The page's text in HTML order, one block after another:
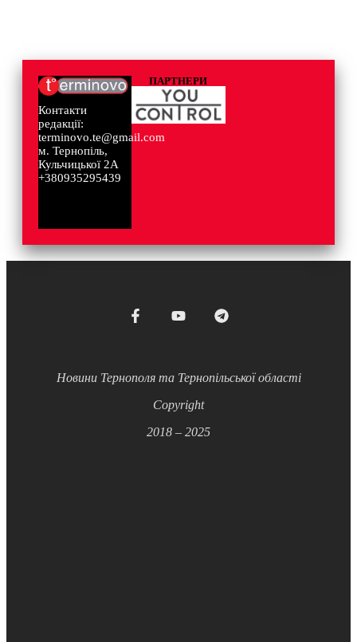
Контакти
редакції:
terminovo.te@gmail.com
м. Тернопіль,
Кульчицької 2А
+380935295439
ПАРТНЕРИ
Новини Тернополя та Тернопільської області
Copyright
2018 – 2025